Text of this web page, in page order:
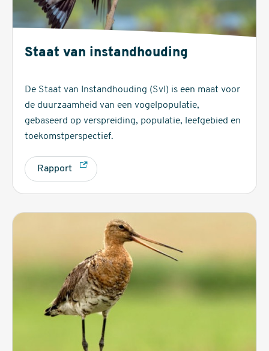
Staat van instandhouding
De Staat van Instandhouding (SvI) is een maat voor
de duurzaamheid van een vogelpopulatie,
gebaseerd op verspreiding, populatie, leefgebied en
toekomstperspectief.
Rapport